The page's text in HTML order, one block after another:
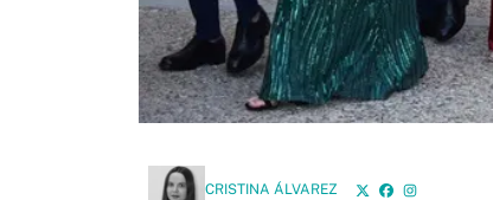
CRISTINA ÁLVAREZ